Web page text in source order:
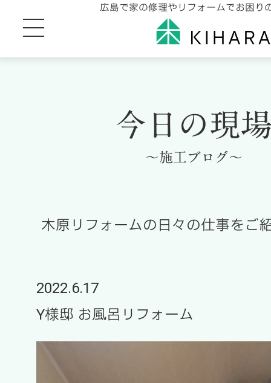
広島で家の修理やリフォームでお困り
今日の現
～施工ブログ～
木原リフォームの日々の仕事をご
2022.6.17
Y様邸 お風呂リフォーム